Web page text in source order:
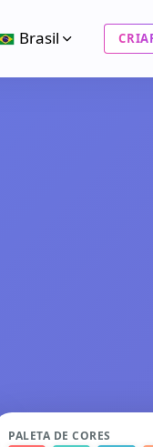
Brasil
PALETA DE CORES